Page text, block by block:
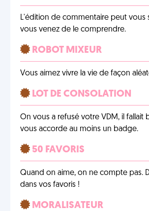
L'édition de commentaire peut vous
vous venez de le comprendre.
ROBOT MIXEUR
Vous aimez vivre la vie de façon
LOT DE CONSOLATION
On vous a refusé votre VDM, il fallait
vous accorde au moins un badge.
50 FAVORIS
Quand on aime, on ne compte pas.
dans vos favoris !
MORALISATEUR